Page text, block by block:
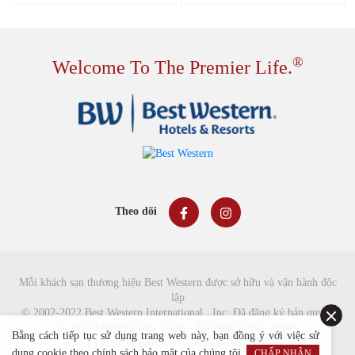
Welcome To The Premier Life.®
Theo dõi
Mỗi khách sạn thương hiệu Best Western được sở hữu và vận hành độc
lập
© 2002-2022 Best Western International., Inc. Đã đăng ký bản quyền
© 2023 Marvella Nha Trang - Đã đăng ký bản quyền
Thiết kế và phát triển bởiSweetSoft JSC
Bằng cách tiếp tục sử dụng trang web này, bạn đồng ý với việc sử